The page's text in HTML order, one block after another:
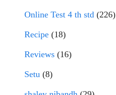
Online Test 4 th std (226)
Recipe (18)
Reviews (16)
Setu (8)